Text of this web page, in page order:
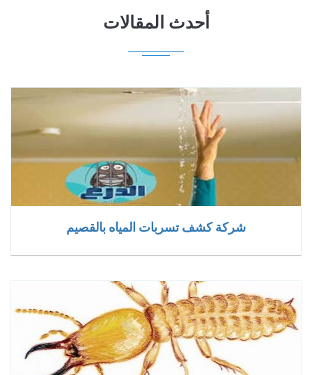
أحدث المقالات
شركة كشف تسربات المياه بالقصيم